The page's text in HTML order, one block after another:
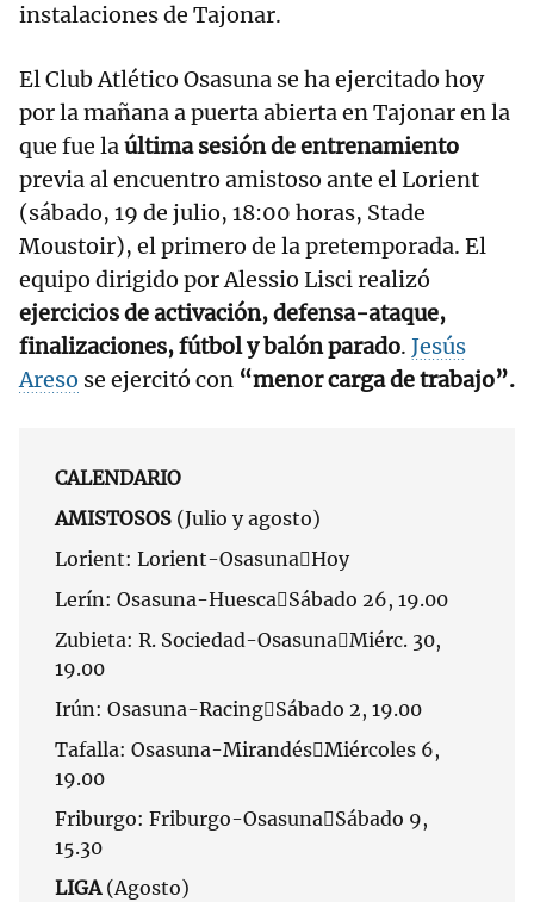
instalaciones de Tajonar.
El Club Atlético Osasuna se ha ejercitado hoy
por la mañana a puerta abierta en Tajonar en la
que fue laúltima sesión de entrenamiento
previa al encuentro amistoso ante el Lorient
(sábado, 19 de julio, 18:00 horas, Stade
Moustoir), el primero de la pretemporada. El
equipo dirigido por Alessio Lisci realizó
ejercicios de activación, defensa-ataque,
finalizaciones, fútbol y balón parado. Jesús
Areso se ejercitó con “menor carga de trabajo”.
CALENDARIO
AMISTOSOS (Julio y agosto)
Lorient: Lorient-OsasunaHoy
Lerín: Osasuna-HuescaSábado 26, 19.00
Zubieta: R. Sociedad-OsasunaMiérc. 30,
19.00
Irún: Osasuna-RacingSábado 2, 19.00
Tafalla: Osasuna-MirandésMiércoles 6,
19.00
Friburgo: Friburgo-OsasunaSábado 9,
15.30
LIGA(Agosto)